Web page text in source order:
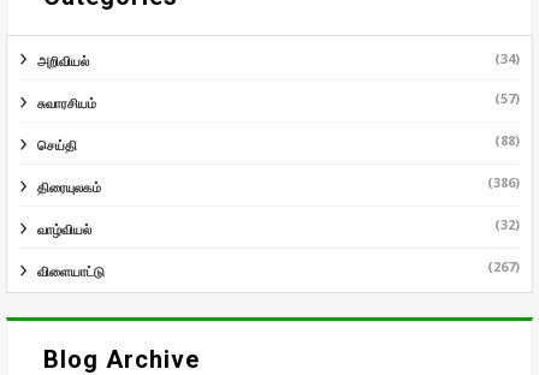
அறிவியல் (34)
சுவாரசியம் (57)
செய்தி (88)
திரையுலகம் (386)
வாழ்வியல் (32)
விளையாட்டு (267)
Blog Archive